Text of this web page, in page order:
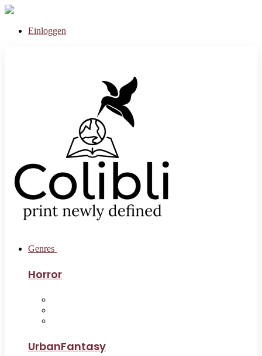
Einloggen
Genres
Horror
UrbanFantasy